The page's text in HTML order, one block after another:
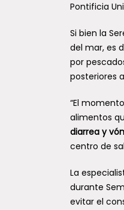
Pontificia
Si bien la
del mar, es
por
posteriores
“El
alimentos
diarrea y
centro de
La
durante
evitar el